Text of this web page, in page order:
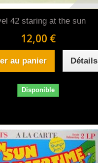
42 staring at the sun
12,00 €
au panier Détails
Disponible